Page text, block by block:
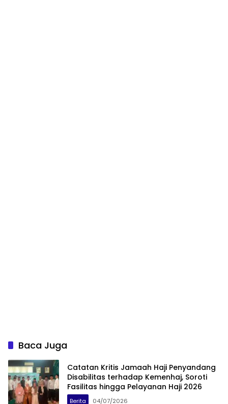
Baca Juga
Catatan Kritis Jamaah Haji Penyandang
Disabilitas terhadap Kemenhaj, Soroti
Fasilitas hingga Pelayanan Haji 2026
Berita 04/07/2026